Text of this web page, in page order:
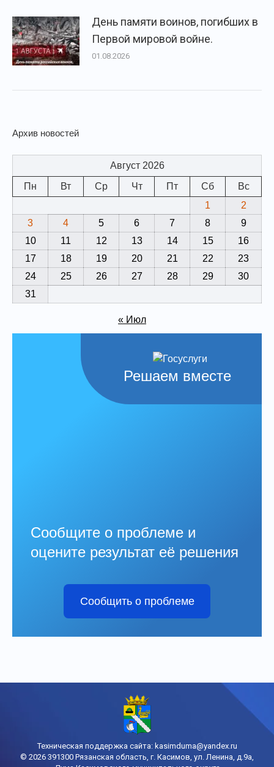
День памяти воинов, погибших в
Первой мировой войне.
01.08.2026
Архив новостей
Август 2026
Пн
Вт Ср Чт Пт Сб
Вс
1
2
3
4 5 6 7 8
9
10
11 12 13 14 15
16
17
18 19 20 21 22
23
24
25 26 27 28 29
30
31
« Июл
Решаем вместе
Сообщите о проблеме и
оцените результат её решения
Сообщить о проблеме
Техническая поддержка сайта: kasimduma@yandex.ru
© 2026 391300 Рязанская область, г. Касимов, ул. Ленина, д.9а,